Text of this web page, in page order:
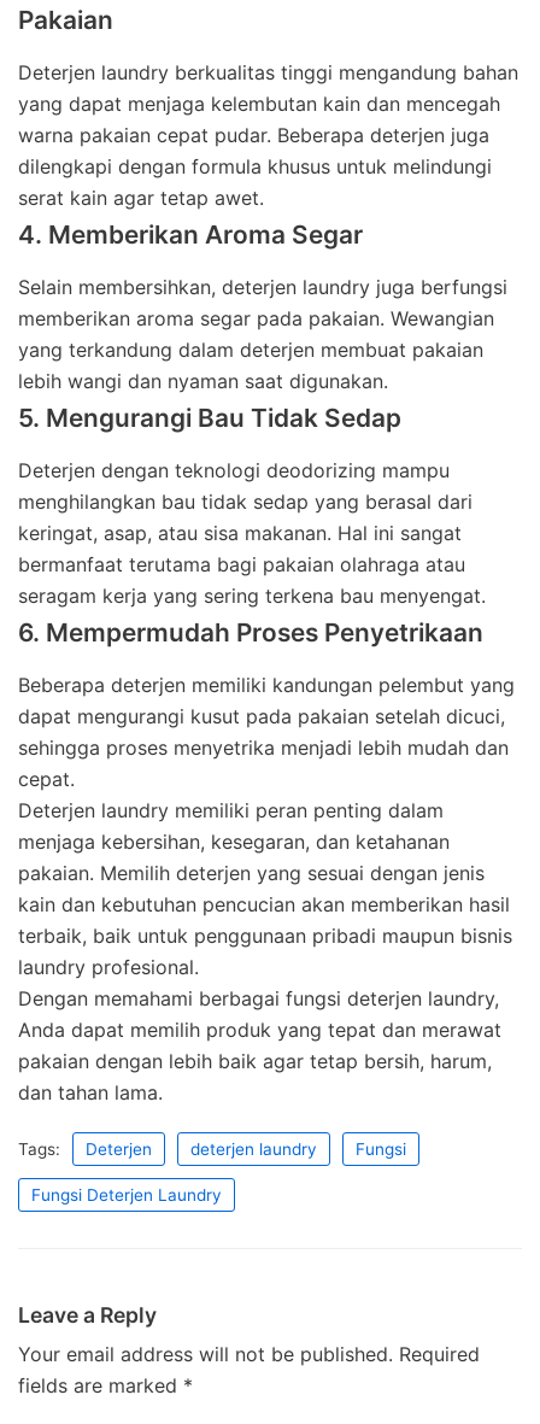
Pakaian
Deterjen laundry berkualitas tinggi mengandung bahan
yang dapat menjaga kelembutan kain dan mencegah
warna pakaian cepat pudar. Beberapa deterjen juga
dilengkapi dengan formula khusus untuk melindungi
serat kain agar tetap awet.
4. Memberikan Aroma Segar
Selain membersihkan, deterjen laundry juga berfungsi
memberikan aroma segar pada pakaian. Wewangian
yang terkandung dalam deterjen membuat pakaian
lebih wangi dan nyaman saat digunakan.
5. Mengurangi Bau Tidak Sedap
Deterjen dengan teknologi deodorizing mampu
menghilangkan bau tidak sedap yang berasal dari
keringat, asap, atau sisa makanan. Hal ini sangat
bermanfaat terutama bagi pakaian olahraga atau
seragam kerja yang sering terkena bau menyengat.
6. Mempermudah Proses Penyetrikaan
Beberapa deterjen memiliki kandungan pelembut yang
dapat mengurangi kusut pada pakaian setelah dicuci,
sehingga proses menyetrika menjadi lebih mudah dan
cepat.
Deterjen laundry memiliki peran penting dalam
menjaga kebersihan, kesegaran, dan ketahanan
pakaian. Memilih deterjen yang sesuai dengan jenis
kain dan kebutuhan pencucian akan memberikan hasil
terbaik, baik untuk penggunaan pribadi maupun bisnis
laundry profesional.
Dengan memahami berbagai fungsi deterjen laundry,
Anda dapat memilih produk yang tepat dan merawat
pakaian dengan lebih baik agar tetap bersih, harum,
dan tahan lama.
Tags: Deterjen deterjen laundry Fungsi
Fungsi Deterjen Laundry
Leave a Reply
Your email address will not be published. Required
fields are marked *